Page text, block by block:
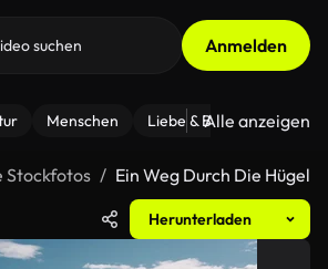
Anmelden
Menschen Liebe & Beziehungen
Alle anzeigen
Stockfotos Ein Weg Durch Die Hügel
Herunterladen